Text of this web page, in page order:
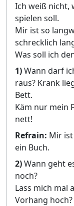
Ich weiß nicht,
spielen soll.
Mir ist so
schrecklich
Was soll ich
1)Wann darf
raus? Krank
Bett.
Käm nur mein
nett!
Refrain: Mir
ein Buch.
2)Wann geht
noch?
Lass mich mal
Vorhang hoch?